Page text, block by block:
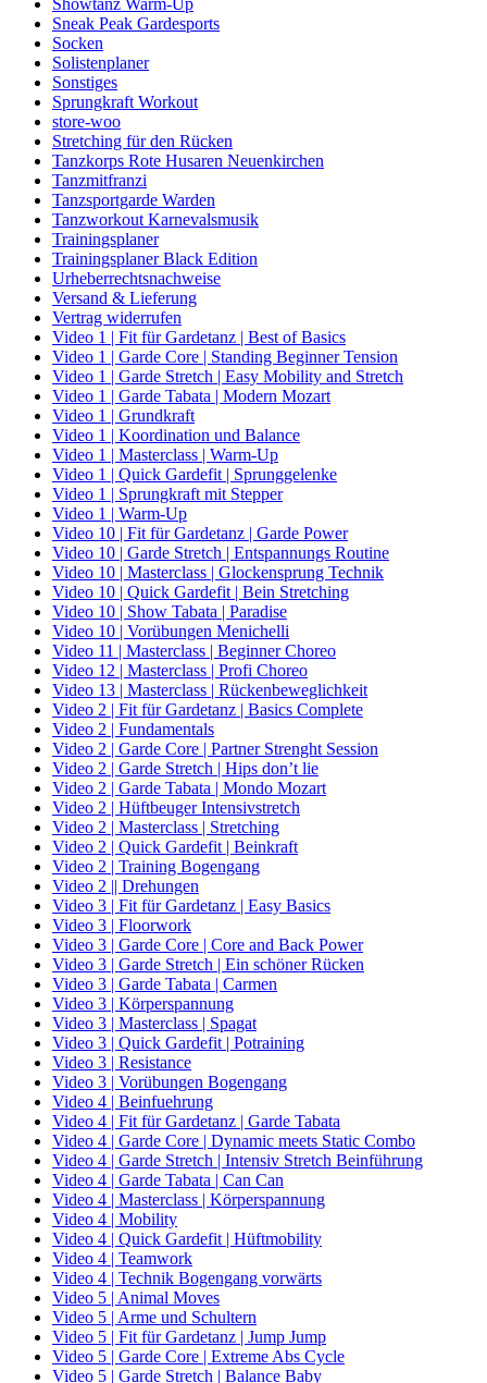
Showtanz Warm-Up
Sneak Peak Gardesports
Socken
Solistenplaner
Sonstiges
Sprungkraft Workout
store-woo
Stretching für den Rücken
Tanzkorps Rote Husaren Neuenkirchen
Tanzmitfranzi
Tanzsportgarde Warden
Tanzworkout Karnevalsmusik
Trainingsplaner
Trainingsplaner Black Edition
Urheberrechtsnachweise
Versand & Lieferung
Vertrag widerrufen
Video 1 | Fit für Gardetanz | Best of Basics
Video 1 | Garde Core | Standing Beginner Tension
Video 1 | Garde Stretch | Easy Mobility and Stretch
Video 1 | Garde Tabata | Modern Mozart
Video 1 | Grundkraft
Video 1 | Koordination und Balance
Video 1 | Masterclass | Warm-Up
Video 1 | Quick Gardefit | Sprunggelenke
Video 1 | Sprungkraft mit Stepper
Video 1 | Warm-Up
Video 10 | Fit für Gardetanz | Garde Power
Video 10 | Garde Stretch | Entspannungs Routine
Video 10 | Masterclass | Glockensprung Technik
Video 10 | Quick Gardefit | Bein Stretching
Video 10 | Show Tabata | Paradise
Video 10 | Vorübungen Menichelli
Video 11 | Masterclass | Beginner Choreo
Video 12 | Masterclass | Profi Choreo
Video 13 | Masterclass | Rückenbeweglichkeit
Video 2 | Fit für Gardetanz | Basics Complete
Video 2 | Fundamentals
Video 2 | Garde Core | Partner Strenght Session
Video 2 | Garde Stretch | Hips don’t lie
Video 2 | Garde Tabata | Mondo Mozart
Video 2 | Hüftbeuger Intensivstretch
Video 2 | Masterclass | Stretching
Video 2 | Quick Gardefit | Beinkraft
Video 2 | Training Bogengang
Video 2 || Drehungen
Video 3 | Fit für Gardetanz | Easy Basics
Video 3 | Floorwork
Video 3 | Garde Core | Core and Back Power
Video 3 | Garde Stretch | Ein schöner Rücken
Video 3 | Garde Tabata | Carmen
Video 3 | Körperspannung
Video 3 | Masterclass | Spagat
Video 3 | Quick Gardefit | Potraining
Video 3 | Resistance
Video 3 | Vorübungen Bogengang
Video 4 | Beinfuehrung
Video 4 | Fit für Gardetanz | Garde Tabata
Video 4 | Garde Core | Dynamic meets Static Combo
Video 4 | Garde Stretch | Intensiv Stretch Beinführung
Video 4 | Garde Tabata | Can Can
Video 4 | Masterclass | Körperspannung
Video 4 | Mobility
Video 4 | Quick Gardefit | Hüftmobility
Video 4 | Teamwork
Video 4 | Technik Bogengang vorwärts
Video 5 | Animal Moves
Video 5 | Arme und Schultern
Video 5 | Fit für Gardetanz | Jump Jump
Video 5 | Garde Core | Extreme Abs Cycle
Video 5 | Garde Stretch | Balance Baby